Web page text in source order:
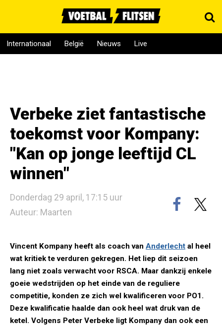
Internationaal België Nieuws Live
Verbeke ziet fantastische
toekomst voor Kompany:
"Kan op jonge leeftijd CL
winnen"
Donderdag 29 april, 17:15 uur
Auteur: Maarten
Vincent Kompany heeft als coach van Anderlecht al heel
wat kritiek te verduren gekregen. Het liep dit seizoen
lang niet zoals verwacht voor RSCA. Maar dankzij enkele
goeie wedstrijden op het einde van de reguliere
competitie, konden ze zich wel kwalificeren voor PO1.
Deze kwalificatie haalde dan ook heel wat druk van de
ketel. Volgens Peter Verbeke ligt Kompany dan ook een